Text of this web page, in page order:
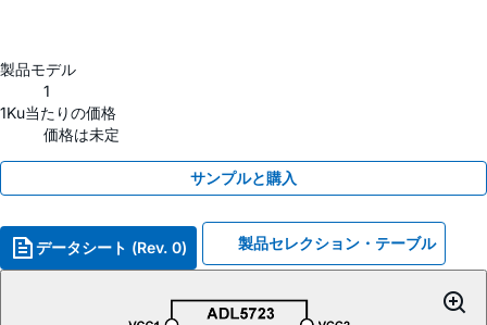
製品モデル
1
1Ku当たりの価格
価格は未定
サンプルと購入
データシート (Rev. 0) 製品セレクション・テーブル